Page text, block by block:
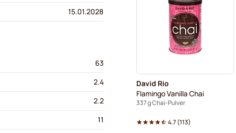
David Rio
Flamingo Vanilla Chai
337 g Chai-Pulver
4.7(113)
15.01.2028
63
2.4
2.2
11